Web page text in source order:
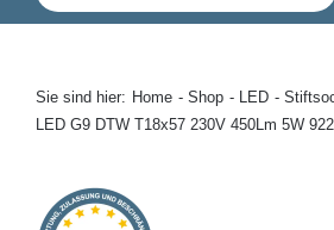
Glühlampen
Kontakt
Sie sind hier: Home Shop LED
LED G9 DTW T18x57 230V 450Lm 5W